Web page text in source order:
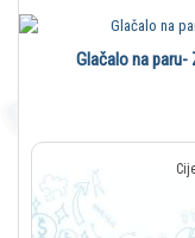
Glačalo na paru-